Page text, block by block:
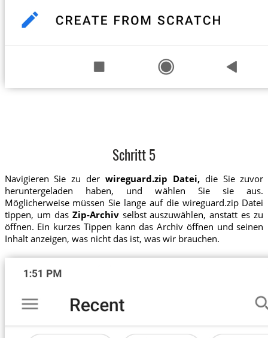
Schritt 5
Navigieren Sie zu der wireguard.zip Datei,die Sie zuvor
heruntergeladen haben, und wählen Sie sie aus.
Möglicherweise müssen Sie lange auf die wireguard.zip Datei
tippen, um das Zip-Archivselbst auszuwählen, anstatt es zu
öffnen. Ein kurzes Tippen kann das Archiv öffnen und seinen
Inhalt anzeigen, was nicht das ist, was wir brauchen.